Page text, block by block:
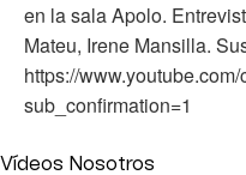
en la sala Apolo.
Mateu, Irene Mansilla.
https://
sub_confirmation=1
Vídeos Nosotros